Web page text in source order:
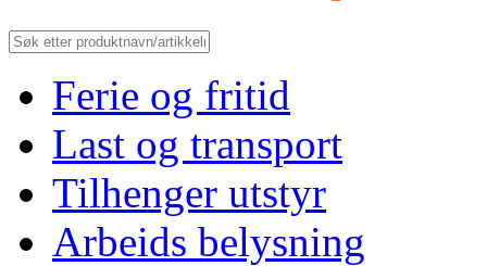
Ferie og fritid
Last og transport
Tilhenger utstyr
Arbeids belysning